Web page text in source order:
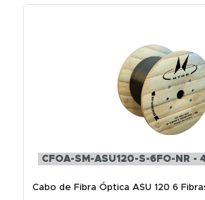
CFOA-SM-ASU120-S-6FO-NR -
Cabo de Fibra Óptica ASU 120 6